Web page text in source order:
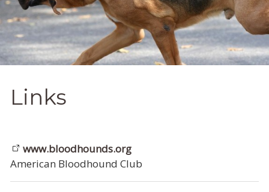
Links
www.bloodhounds.org
American Bloodhound Club